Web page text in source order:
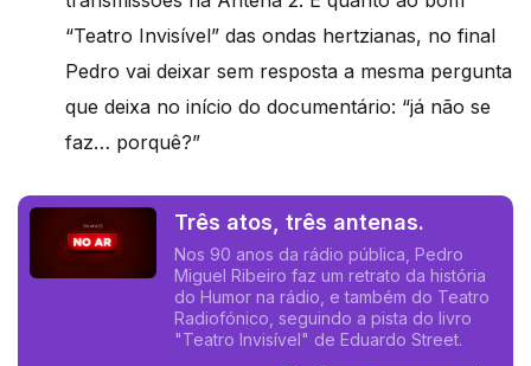
“Teatro Invisível” das ondas hertzianas, no final
Pedro vai deixar sem resposta a mesma pergunta
que deixa no início do documentário: “já não se
faz… porquê?”
Três atos, três antenas.
Nos 90 anos da rádio pública, Pedro
Miguel Ribeiro faz um retrato da história
do Humor na rádio, e também do Teatro
Radiofónico, seguindo a pista do livro
"Teatro Invisível" de Eduardo Street.